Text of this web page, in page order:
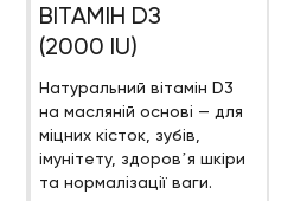
ВІТАМІН DЗ
(2000 IU)
Натуральний вітамін D3
на масляній основі — для
міцних кісток, зубів,
імунітету, здоровʼя шкіри
та нормалізації ваги.